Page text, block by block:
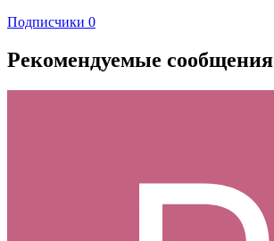
Подписчики 0
Рекомендуемые сообщения